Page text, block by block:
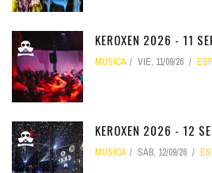
KEROXEN 2026 - 11
MÚSICA VIE, 11/09/26
KEROXEN 2026 - 12
MÚSICA SÁB, 12/09/26